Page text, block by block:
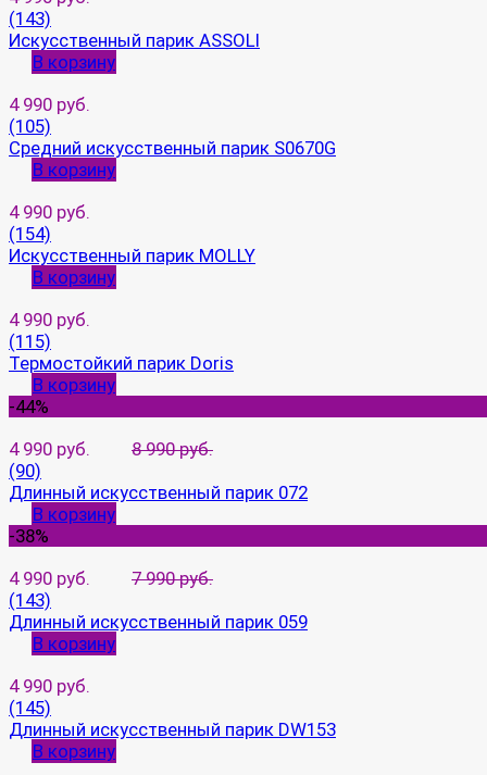
(143)
Искусственный парик ASSOLI
В корзину
4 990 руб.
(105)
Средний искусственный парик S0670G
В корзину
4 990 руб.
(154)
Искусственный парик MOLLY
В корзину
4 990 руб.
(115)
Термостойкий парик Doris
В корзину
-44%
4 990 руб.
8 990 руб.
(90)
Длинный искусственный парик 072
В корзину
-38%
4 990 руб.
7 990 руб.
(143)
Длинный искусственный парик 059
В корзину
4 990 руб.
(145)
Длинный искусственный парик DW153
В корзину